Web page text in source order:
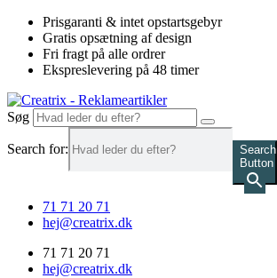
Videre
indhold
Prisgaranti & intet opstartsgebyr
Gratis opsætning af design
Fri fragt på alle ordrer
Ekspreslevering på 48 timer
Søg
Search for:
Search
Button
71 71 20 71
hej@creatrix.dk
71 71 20 71
hej@creatrix.dk